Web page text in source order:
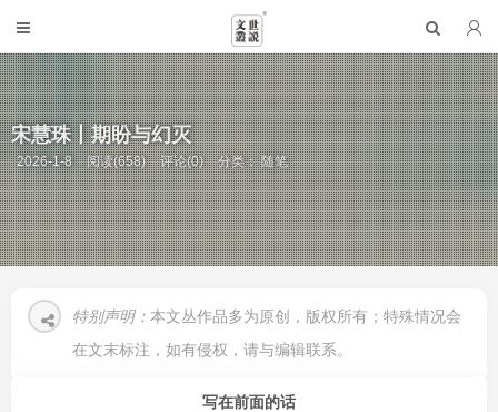
宋慧珠丨期盼与幻灭
2026-1-8 阅读(658) 评论(0) 分类：随笔
特别声明： 本文丛作品多为原创，版权所有；特殊情况会
在文末标注，如有侵权，请与编辑联系。
写在前面的话